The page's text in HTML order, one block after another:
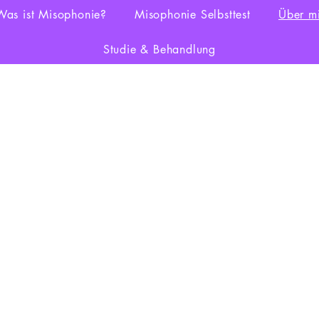
ist Misophonie? Misophonie Selbsttest Über
Studie & Behandlung